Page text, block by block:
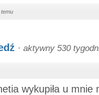
· aktywny 530
wykupiła u mnie